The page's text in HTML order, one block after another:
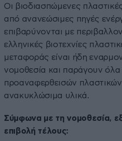
Οι βιοδιασπώμενες
από ανανεώσιμες πηγές
επιβαρύνονται με
ελληνικές βιοτεχνίες
μεταφοράς είναι ήδη
νομοθεσία και παράγουν όλα
προαναφερθεισών
ανακυκλώσιμα υλικά.
Σύμφωνα με τη νομοθεσία,
επιβολή τέλους: